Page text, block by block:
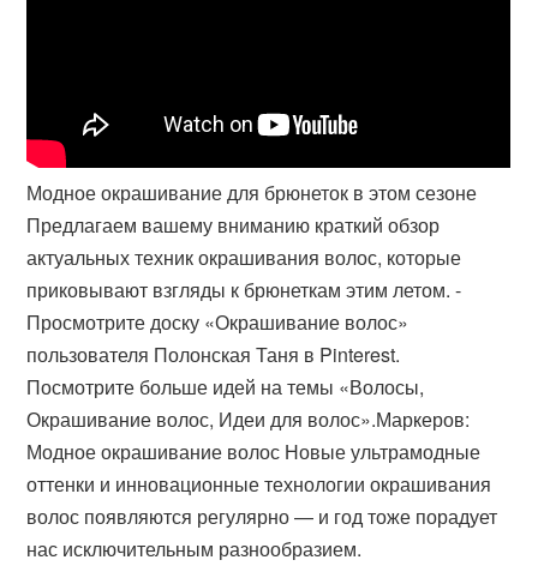
Модное окрашивание для брюнеток в этом сезоне
Предлагаем вашему вниманию краткий обзор
актуальных техник окрашивания волос, которые
приковывают взгляды к брюнеткам этим летом. -
Просмотрите доску «Окрашивание волос»
пользователя Полонская Таня в Pinterest.
Посмотрите больше идей на темы «Волосы,
Окрашивание волос, Идеи для волос».Маркеров:
Модное окрашивание волос Новые ультрамодные
оттенки и инновационные технологии окрашивания
волос появляются регулярно — и год тоже порадует
нас исключительным разнообразием.